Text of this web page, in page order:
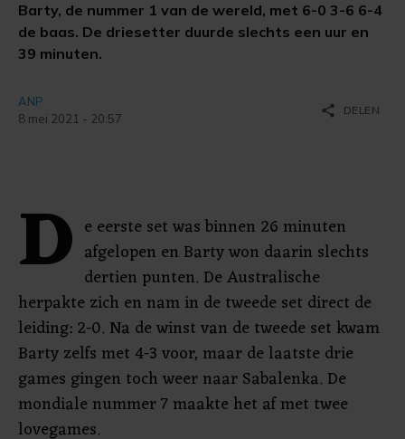
Barty, de nummer 1 van de wereld, met 6-0 3-6 6-4
de baas. De driesetter duurde slechts een uur en
39 minuten.
ANP
8 mei 2021 - 20:57
share DELEN
D e eerste set was binnen 26 minuten
afgelopen en Barty won daarin slechts
dertien punten. De Australische
herpakte zich en nam in de tweede set direct de
leiding: 2-0. Na de winst van de tweede set kwam
Barty zelfs met 4-3 voor, maar de laatste drie
games gingen toch weer naar Sabalenka. De
mondiale nummer 7 maakte het af met twee
lovegames.